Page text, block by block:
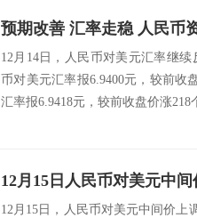
预期改善 汇率走稳 人民币
12月14日，人民币对美元汇率继
币对美元汇率报6.9400元，较前收
汇率报6.9418元，较前收盘价涨218
12月15日人民币对美元中
12月15日，人民币对美元中间价